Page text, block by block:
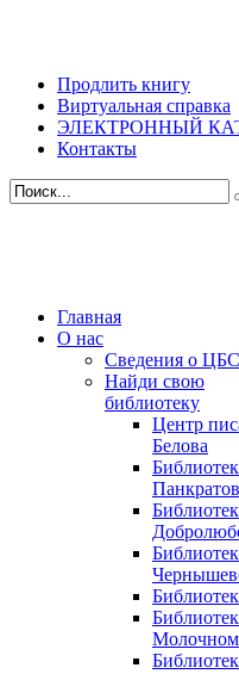
Продлить книгу
Виртуальная справка
ЭЛЕКТРОННЫЙ
Контакты
Главная
О нас
Сведения о ЦБС
Найди свою
библиотеку
Центр
Белова
Молочном